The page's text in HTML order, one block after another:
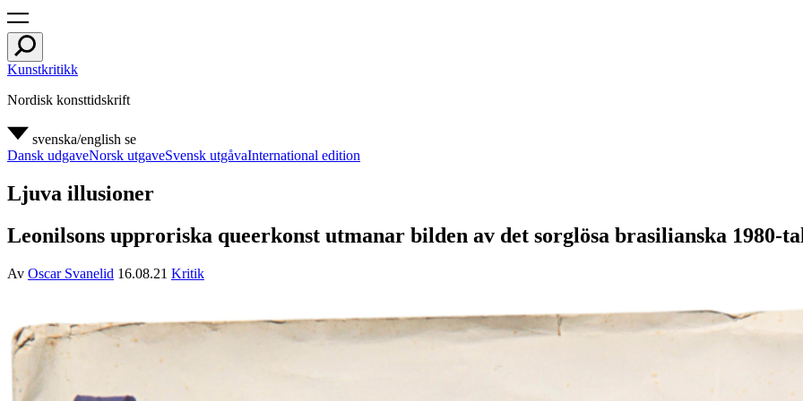
Kunstkritikk
Nordisk konsttidskrift
svenska/english se
Dansk udgaveNorsk utgaveSvensk utgåvaInternational edition
Ljuva illusioner
Leonilsons upproriska queerkonst utmanar bilden av det sorglösa brasilianska 1980-
Av Oscar Svanelid 16.08.21 Kritik